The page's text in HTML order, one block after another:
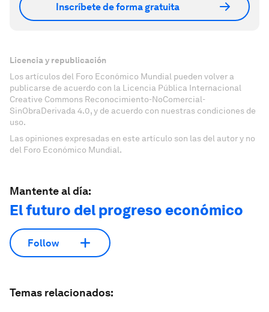
Inscríbete de forma gratuita
Licencia y republicación
Los artículos del Foro Económico Mundial pueden volver a
publicarse de acuerdo con la Licencia Pública Internacional
Creative Commons Reconocimiento-NoComercial-
SinObraDerivada 4.0, y de acuerdo con nuestras condiciones de
uso.
Las opiniones expresadas en este artículo son las del autor y no
del Foro Económico Mundial.
Mantente al día:
El futuro del progreso económico
Follow
Temas relacionados: